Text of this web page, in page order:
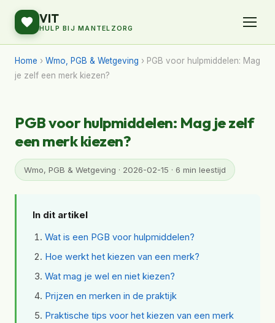
VIT
HULP BIJ MANTELZORG
Home › Wmo, PGB & Wetgeving › PGB voor hulpmiddelen: Mag
je zelf een merk kiezen?
PGB voor hulpmiddelen: Mag je zelf
een merk kiezen?
Wmo, PGB & Wetgeving · 2026-02-15 · 6 min leestijd
In dit artikel
Wat is een PGB voor hulpmiddelen?
Hoe werkt het kiezen van een merk?
Wat mag je wel en niet kiezen?
Prijzen en merken in de praktijk
Praktische tips voor het kiezen van een merk